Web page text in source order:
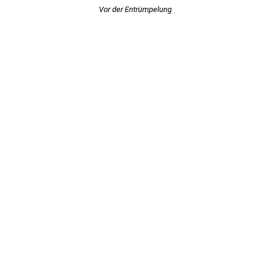
Vor der Entrümpelung